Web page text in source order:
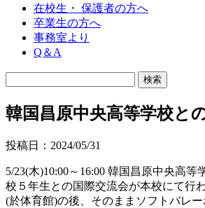
在校生・ 保護者の方へ
卒業生の方へ
事務室より
Q＆A
韓国昌原中央高等学校と
投稿日：2024/05/31
5/23(木)10:00～16:00 韓国昌原中央高等
校５年生との国際交流会が本校にて行
(於体育館)の後、そのままソフトバレ